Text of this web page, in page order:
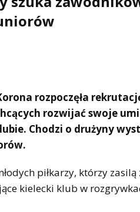
rozpoczęła
rozwijać swoje
Chodzi o drużyny
piłkarzy, którzy zasilą
kielecki klub w